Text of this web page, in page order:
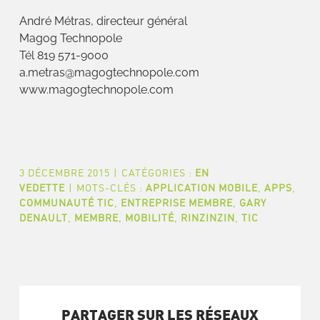
André Métras, directeur général
Magog Technopole
Tél 819 571-9000
a.metras@magogtechnopole.com
www.magogtechnopole.com
3 DÉCEMBRE 2015 | CATÉGORIES : EN
VEDETTE | MOTS-CLÉS : APPLICATION MOBILE, APPS
COMMUNAUTÉ TIC
ENTREPRISE MEMBRE, GARY
DENAULT
MEMBRE, MOBILITÉ, RINZINZIN TIC
PARTAGER SUR LES RÉSEAUX